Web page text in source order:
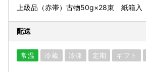
上級品（赤帯）古物50g×28束 紙箱入
配送
常温 冷蔵 冷凍 定期 ギフト